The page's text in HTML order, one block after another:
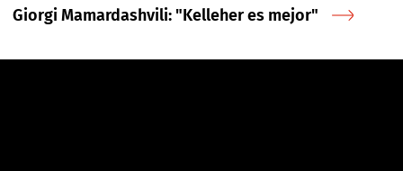
Giorgi Mamardashvili: "Kelleher es mejor"